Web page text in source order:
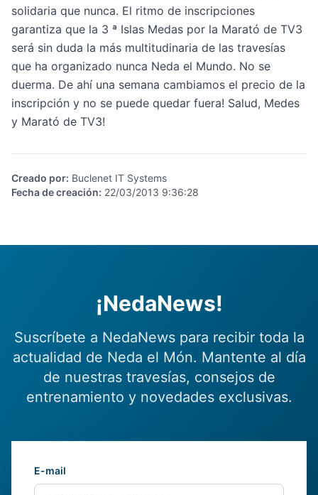
solidaria que nunca. El ritmo de inscripciones
garantiza que la 3 ª Islas Medas por la Marató de TV3
será sin duda la más multitudinaria de las travesías
que ha organizado nunca Neda el Mundo. No se
duerma. De ahí una semana cambiamos el precio de la
inscripción y no se puede quedar fuera! Salud, Medes
y Marató de TV3!
Creado por: Buclenet IT Systems
Fecha de creación: 22/03/2013 9:36:28
¡NedaNews!
Suscríbete a NedaNews para recibir toda la
actualidad de Neda el Món. Mantente al día
de nuestras travesías, consejos de
entrenamiento y novedades exclusivas.
E-mail